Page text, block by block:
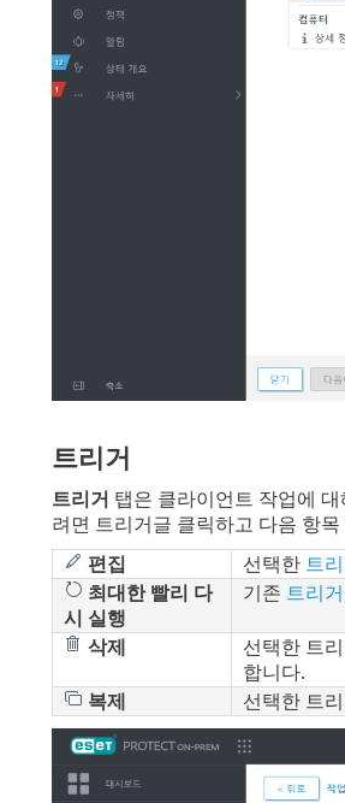
트리거
트리거 탭은 클라이언트 작업에
려면 트리거글 클릭하고 다음 항
편집
선택한 트
최대한 빨리 다
시 실행
기존 트리거
삭제 선택한 트
합니다.
복제
선택한 트